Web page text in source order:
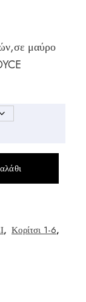
μαύρο
, Κορίτσι 1-6,